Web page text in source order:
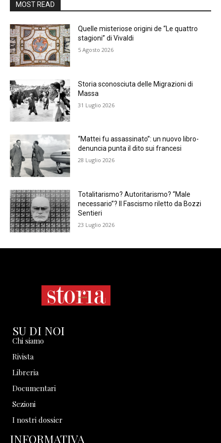
MOST READ
Quelle misteriose origini de “Le quattro
stagioni” di Vivaldi
5 Agosto 2026
Storia sconosciuta delle Migrazioni di
Massa
31 Luglio 2026
“Mattei fu assassinato”: un nuovo libro-
denuncia punta il dito sui francesi
28 Luglio 2026
Totalitarismo? Autoritarismo? “Male
necessario”? Il Fascismo riletto da Bozzi
Sentieri
23 Luglio 2026
SU DI NOI
Chi siamo
Rivista
Libreria
Documentari
Sezioni
I nostri dossier
INFORMATIVA